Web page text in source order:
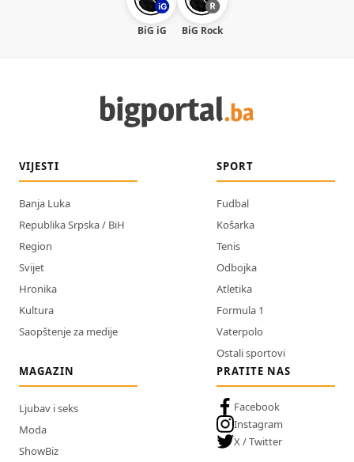
BiG iG BiG Rock
VIJESTI
Banja Luka
Republika Srpska / BiH
Region
Svijet
Hronika
Kultura
Saopštenje za medije
SPORT
Fudbal
Košarka
Tenis
Odbojka
Atletika
Formula 1
Vaterpolo
Ostali sportovi
MAGAZIN
Ljubav i seks
Moda
ShowBiz
PRATITE NAS
Facebook
Instagram
X / Twitter